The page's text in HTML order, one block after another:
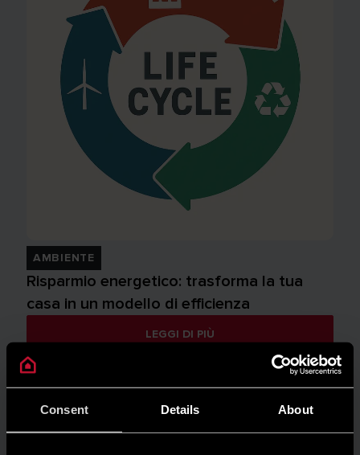
Consent Details About
AMBIENTE
Risparmio energetico: trasforma la tua
casa in un modello di efficienza
LEGGI DI PIÙ